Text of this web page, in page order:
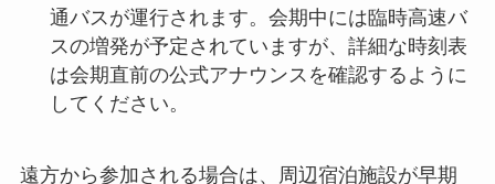
主要なアクセス方法
電車： JR京葉線「海浜幕張」駅南口から徒歩
バス：JR総武線・京成線「幕張本郷」駅から